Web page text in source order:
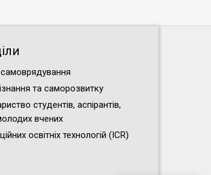
та саморозвитку
студентів, аспірантів,
вчених
освітніх технологій (ICR)